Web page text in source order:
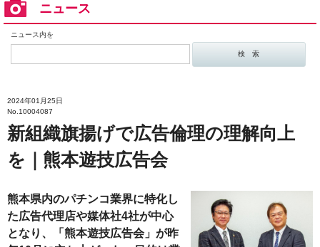
ニュース
ニュース内を
2024年01月25日
No.10004087
新組織旗揚げで広告倫理の理解向上
を｜熊本遊技広告会
熊本県内のパチンコ業界に特化し
た広告代理店や媒体社4社が中心
となり、「熊本遊技広告会」が昨